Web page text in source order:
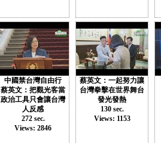
中國禁台灣自由行
蔡英文：把觀光客當
政治工具只會讓台灣
人反感
272 sec.
Views: 2846
蔡英文：一起努力讓
台灣拳擊在世界舞台
發光發熱
130 sec.
Views: 1153